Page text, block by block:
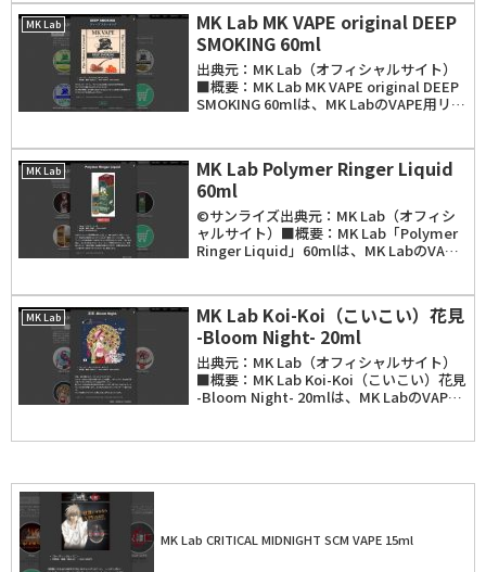
MK Lab
MK Lab MK VAPE original DEEP
SMOKING 60ml
出典元：MK Lab（オフィシャルサイト）
■概要：MK Lab MK VAPE original DEEP
SMOKING 60mlは、MK LabのVAPE用リキ
た...
MK Lab
MK Lab Polymer Ringer Liquid
60ml
©サンライズ出典元：MK Lab（オフィシ
ャルサイト）■概要：MK Lab「Polymer
Ringer Liquid」60mlは、MK LabのVAPE
ッドシ...
MK Lab
MK Lab Koi-Koi（こいこい）花見
-Bloom Night- 20ml
出典元：MK Lab（オフィシャルサイト）
■概要：MK Lab Koi-Koi（こいこい）花見
-Bloom Night- 20mlは、MK LabのVAPE
る爽や...
MK Lab CRITICAL MIDNIGHT SCM VAPE 15ml